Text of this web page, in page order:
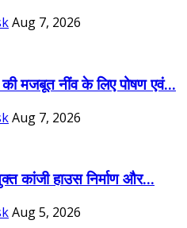
Aug 7, 2026
मजबूत नींव के लिए पोषण एवं...
Aug 7, 2026
कांजी हाउस निर्माण और...
Aug 5, 2026